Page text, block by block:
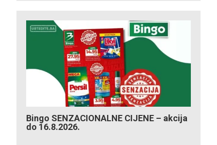
Bingo SENZACIONALNE CIJENE – akcija
do 16.8.2026.